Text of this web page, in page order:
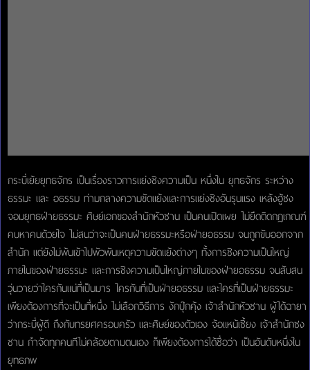
กระบี่เย้ยยุทธจักร เป็นเรื่องราวการแย่งชิงความเป็น หนึ่งใน ยุทธจักร ระหว่าง
ธรรมะ และ อธรรม ท่ามกลางความขัดแย้งและการแย่งชิงอันรุนแรง เหล้งฮู้ชง
จอมยุทธฝ่ายธรรมะ ศิษย์เอกของสำนักหัวซาน เป็นคนเปิดเผย ไม่ยึดติดกฎเกณฑ์
คบหาคนด้วยใจ ไม่สนว่าจะเป็นคนฝ่ายธรรมะหรือฝ่ายอธรรม จนถูกขับออกจาก
สำนัก แต่ยังไม่พ้นเข้าไปพัวพันเหตุความขัดแย้งต่างๆ ทั้งการชิงความเป็นใหญ่
ภายในของฝ่ายธรรมะ และการชิงความเป็นใหญ่ภายในของฝ่ายอธรรม จนสับสน
วุ่นวายว่าใครกันแน่ที่เป็นมาร ใครกันที่เป็นฝ่ายอธรรม และใครที่เป็นฝ่ายธรรมะ
เพียงต้องการที่จะเป็นที่หนึ่ง ไม่เลือกวิธีการ งักปุ๊กคุ้ง เจ้าสำนักหัวซาน ผู้ได้ฉายา
ว่ากระบี่ผู้ดี ถึงกับทรยศครอบครัว และศิษย์ของตัวเอง จ้อแหน้เซี้ยง เจ้าสำนักซง
ซาน กำจัดทุกคนทีไม่คล้อยตามตนเอง ก็เพียงต้องการได้ชื่อว่า เป็นอันดับหนึ่งใน
ยุทธภพ